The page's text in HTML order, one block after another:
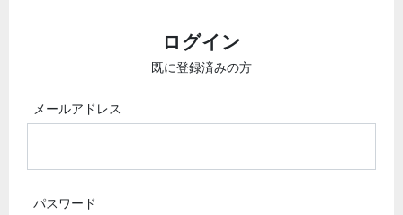
ログイン
既に登録済みの方
メールアドレス
パスワード